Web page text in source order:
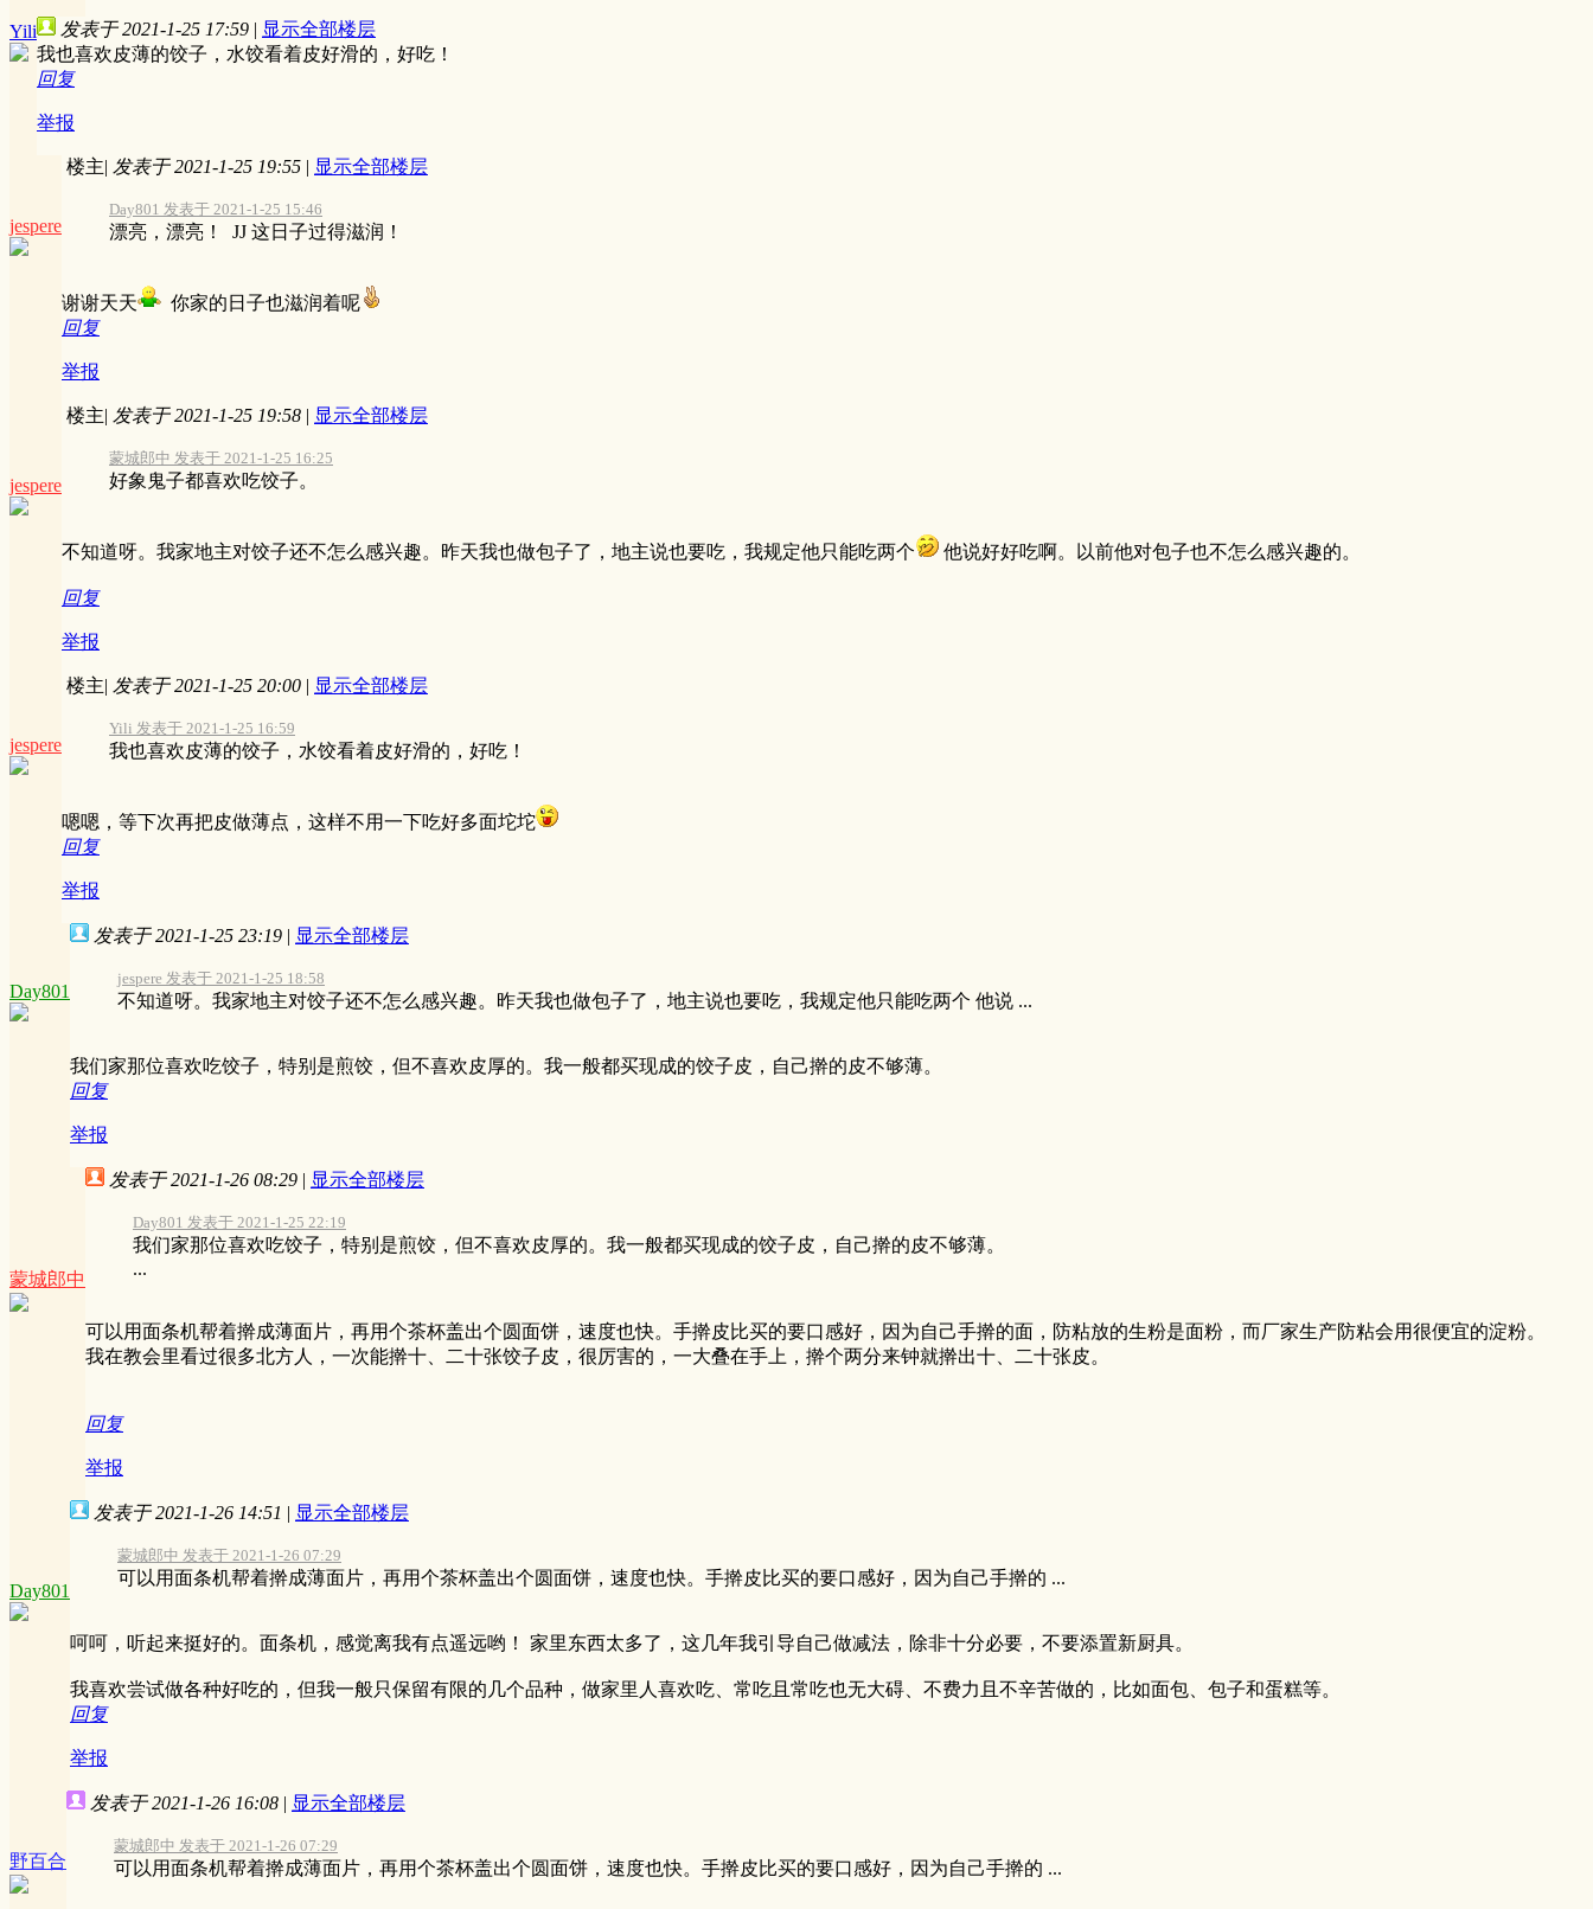
Yili 发表于 2021-1-25 17:59 | 显示全部楼层
我也喜欢皮薄的饺子，水饺看着皮好滑的，好吃！
回复
举报
jespere
楼主| 发表于 2021-1-25 19:55 | 显示全部楼层
Day801 发表于 2021-1-25 15:46
漂亮，漂亮！ JJ 这日子过得滋润！
谢谢天天
你家的日子也滋润着呢
回复
举报
jespere
楼主| 发表于 2021-1-25 19:58 | 显示全部楼层
蒙城郎中 发表于 2021-1-25 16:25
好象鬼子都喜欢吃饺子。
不知道呀。我家地主对饺子还不怎么感兴趣。昨天我也做包子了，地主说也要吃，我规定他只能吃两个 他说好好吃啊。以前他对包子也不怎么感兴趣的。
回复
举报
jespere
楼主| 发表于 2021-1-25 20:00 | 显示全部楼层
Yili 发表于 2021-1-25 16:59
我也喜欢皮薄的饺子，水饺看着皮好滑的，好吃！
嗯嗯，等下次再把皮做薄点，这样不用一下吃好多面坨坨
回复
举报
Day801
发表于 2021-1-25 23:19 | 显示全部楼层
jespere 发表于 2021-1-25 18:58
不知道呀。我家地主对饺子还不怎么感兴趣。昨天我也做包子了，地主说也要吃，我规定他只能吃两个 他说 ...
我们家那位喜欢吃饺子，特别是煎饺，但不喜欢皮厚的。我一般都买现成的饺子皮，自己擀的皮不够薄。
回复
举报
蒙城郎中
发表于 2021-1-26 08:29 | 显示全部楼层
Day801 发表于 2021-1-25 22:19
我们家那位喜欢吃饺子，特别是煎饺，但不喜欢皮厚的。我一般都买现成的饺子皮，自己擀的皮不够薄。
...
可以用面条机帮着擀成薄面片，再用个茶杯盖出个圆面饼，速度也快。手擀皮比买的要口感好，因为自己手擀的面，防粘放的生粉是面粉，而厂家生产防粘会用很便宜的淀粉。
我在教会里看过很多北方人，一次能擀十、二十张饺子皮，很厉害的，一大叠在手上，擀个两分来钟就擀出十、二十张皮。
回复
举报
Day801
发表于 2021-1-26 14:51 | 显示全部楼层
蒙城郎中 发表于 2021-1-26 07:29
可以用面条机帮着擀成薄面片，再用个茶杯盖出个圆面饼，速度也快。手擀皮比买的要口感好，因为自己手擀的 ...
呵呵，听起来挺好的。面条机，感觉离我有点遥远哟！ 家里东西太多了，这几年我引导自己做减法，除非十分必要，不要添置新厨具。
我喜欢尝试做各种好吃的，但我一般只保留有限的几个品种，做家里人喜欢吃、常吃且常吃也无大碍、不费力且不辛苦做的，比如面包、包子和蛋糕等。
回复
举报
野百合
发表于 2021-1-26 16:08 | 显示全部楼层
蒙城郎中 发表于 2021-1-26 07:29
可以用面条机帮着擀成薄面片，再用个茶杯盖出个圆面饼，速度也快。手擀皮比买的要口感好，因为自己手擀的 ...